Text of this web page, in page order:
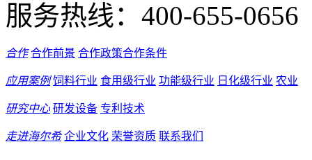
服务热线： 400-655-0656
合作 合作前景 合作政策合作条件
应用案例 饲料行业 食用级行业 功能级行业 日化级行业 农业
研究中心 研发设备 专利技术
走进海尔希 企业文化 荣誉资质 联系我们